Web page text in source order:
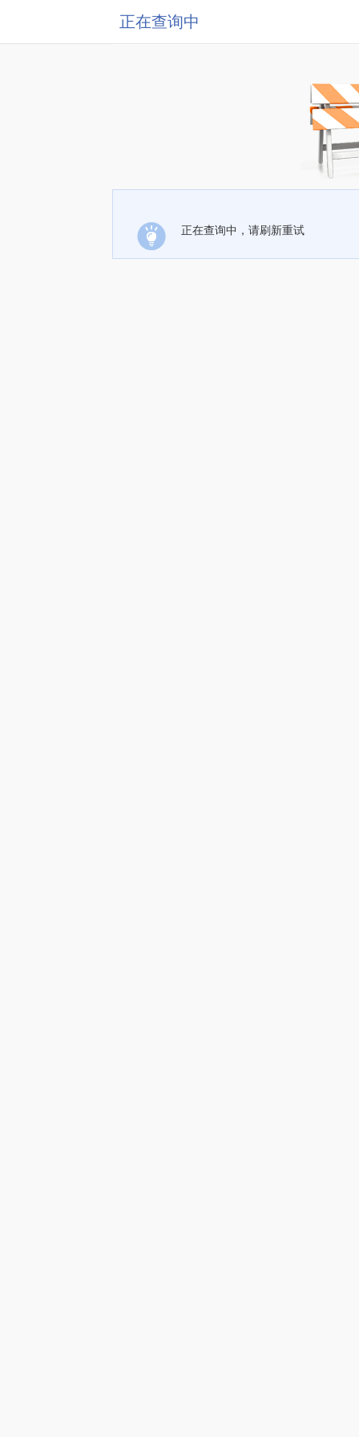
正在查询中
正在查询中，请刷新重试